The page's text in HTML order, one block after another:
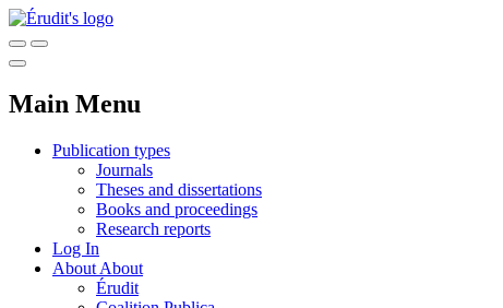
Main Menu
Publication types
Journals
Theses and dissertations
Books and proceedings
Research reports
Log In
About About
Érudit